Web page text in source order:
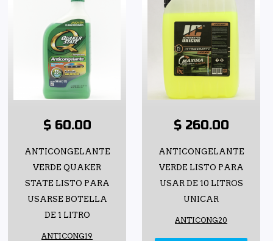
$ 60.00
ANTICONGELANTE
VERDE QUAKER
STATE LISTO PARA
USARSE BOTELLA
DE 1 LITRO
ANTICONG19
$ 260.00
ANTICONGELANTE
VERDE LISTO PARA
USAR DE 10 LITROS
UNICAR
ANTICONG20